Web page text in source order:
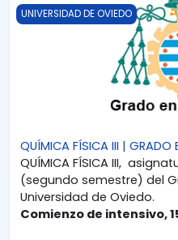
QUÍMICA FÍSICA III | GRADO
UNIVERSIDAD DE OVIEDO
QUÍMICA FÍSICA III | GRADO
QUÍMICA FÍSICA III,
(segundo semestre) del
Universidad de Oviedo.
Comienzo de intensivo,